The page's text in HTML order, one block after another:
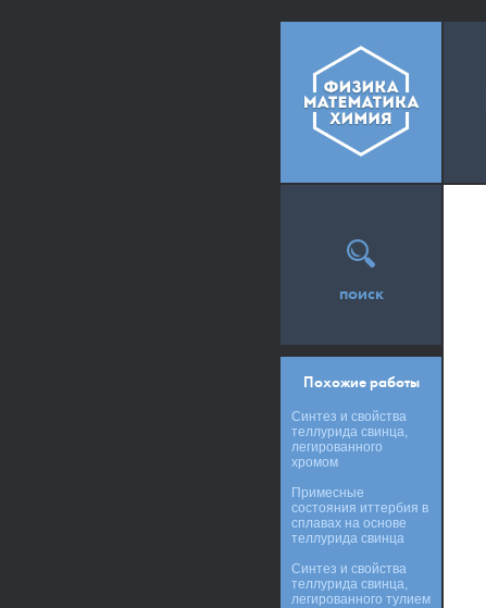
поиск
Похожие работы
Синтез и свойства
теллурида свинца,
легированного
хромом
Примесные
состояния иттербия в
сплавах на основе
теллурида свинца
Синтез и свойства
теллурида свинца,
легированного тулием